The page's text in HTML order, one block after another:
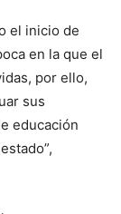
el inicio de
en la que el
por ello,
sus
educación